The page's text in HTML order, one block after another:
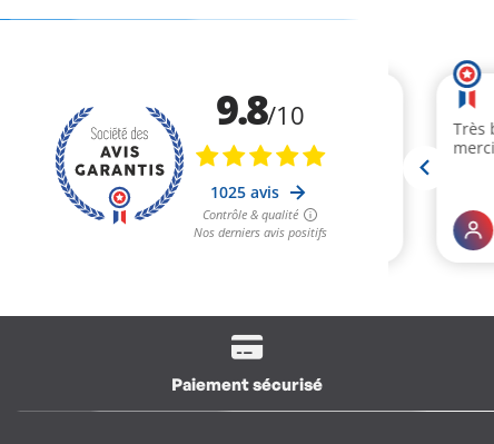
Paiement sécurisé